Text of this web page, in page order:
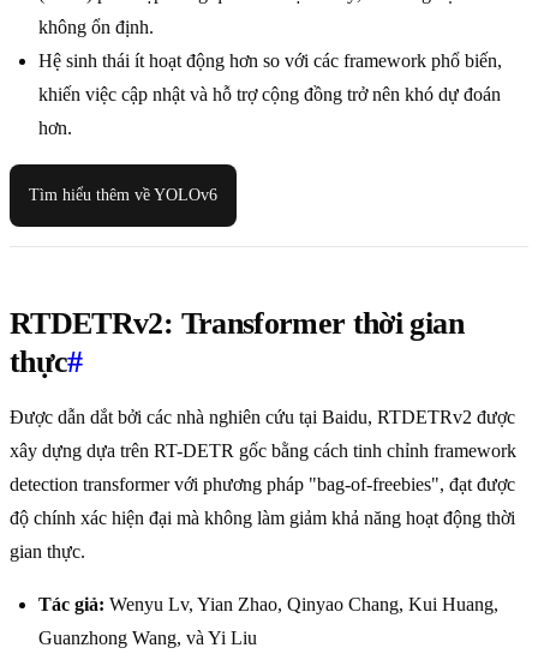
không ổn định.
Hệ sinh thái ít hoạt động hơn so với các framework phổ biến,
khiến việc cập nhật và hỗ trợ cộng đồng trở nên khó dự đoán
hơn.
Tìm hiểu thêm về YOLOv6
RTDETRv2: Transformer thời gian
thực#
Được dẫn dắt bởi các nhà nghiên cứu tại Baidu, RTDETRv2 được
xây dựng dựa trên RT-DETR gốc bằng cách tinh chỉnh framework
detection transformer với phương pháp "bag-of-freebies", đạt được
độ chính xác hiện đại mà không làm giảm khả năng hoạt động thời
gian thực.
Tác giả: Wenyu Lv, Yian Zhao, Qinyao Chang, Kui Huang,
Guanzhong Wang, và Yi Liu